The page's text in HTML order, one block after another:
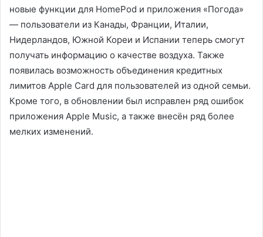
новые функции для HomePod и приложения «Погода»
— пользователи из Канады, Франции, Италии,
Нидерландов, Южной Кореи и Испании теперь смогут
получать информацию о качестве воздуха. Также
появилась возможность объединения кредитных
лимитов Apple Card для пользователей из одной семьи.
Кроме того, в обновлении был исправлен ряд ошибок
приложения Apple Music, а также внесён ряд более
мелких изменений.